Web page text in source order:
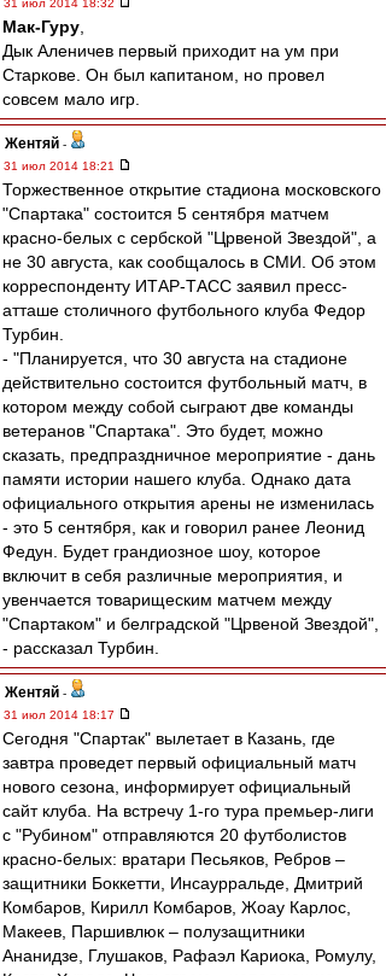
31 июл 2014 18:32
Мак-Гуру
Дык Аленичев первый приходит на ум при
Старкове. Он был капитаном, но провел
совсем мало игр.
Жентяй -
31 июл 2014 18:21
Торжественное открытие стадиона московского
"Спартака" состоится 5 сентября матчем
красно-белых с сербской "Црвеной Звездой", а
не 30 августа, как сообщалось в СМИ. Об этом
корреспонденту ИТАР-ТАСС заявил пресс-
атташе столичного футбольного клуба Федор
Турбин.
- "Планируется, что 30 августа на стадионе
действительно состоится футбольный матч, в
котором между собой сыграют две команды
ветеранов "Спартака". Это будет, можно
сказать, предпраздничное мероприятие - дань
памяти истории нашего клуба. Однако дата
официального открытия арены не изменилась
- это 5 сентября, как и говорил ранее Леонид
Федун. Будет грандиозное шоу, которое
включит в себя различные мероприятия, и
увенчается товарищеским матчем между
"Спартаком" и белградской "Црвеной Звездой",
- рассказал Турбин.
Жентяй -
31 июл 2014 18:17
Сегодня "Спартак" вылетает в Казань, где
завтра проведет первый официальный матч
нового сезона, информирует официальный
сайт клуба. На встречу 1-го тура премьер-лиги
с "Рубином" отправляются 20 футболистов
красно-белых: вратари Песьяков, Ребров –
защитники Боккетти, Инсаурральде, Дмитрий
Комбаров, Кирилл Комбаров, Жоау Карлос,
Макеев, Паршивлюк – полузащитники
Ананидзе, Глушаков, Рафаэл Кариока, Ромулу,